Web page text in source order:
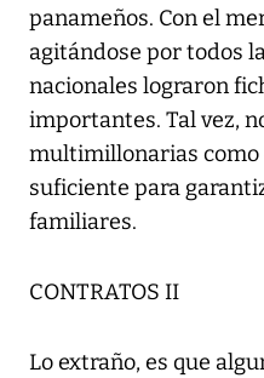
panameños. Con el
agitándose por todos
nacionales lograron
importantes. Tal vez,
multimillonarias como
suficiente para
familiares.
CONTRATOS II
Lo extraño, es que